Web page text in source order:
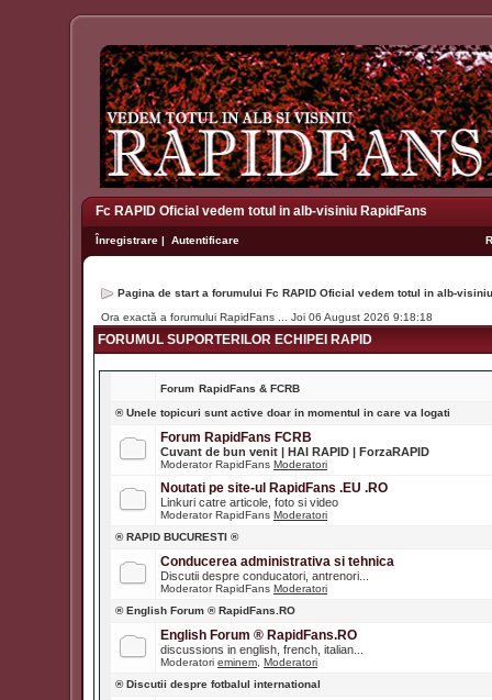
Fc RAPID Oficial vedem totul in alb-visiniu RapidFans
Înregistrare | Autentificare
Pagina de start a forumului Fc RAPID Oficial vedem totul in alb-
Ora exactă a forumului RapidFans ... Joi 06 August 2026 9:18:18
FORUMUL SUPORTERILOR ECHIPEI RAPID
Forum RapidFans & FCRB
® Unele topicuri sunt active doar in momentul in care va logati
Forum RapidFans FCRB
Cuvant de bun venit | HAI RAPID | ForzaRAPID
Moderator RapidFans Moderatori
Noutati pe site-ul RapidFans .EU .RO
Linkuri catre articole, foto si video
Moderator RapidFans Moderatori
® RAPID BUCURESTI ®
Conducerea administrativa si tehnica
Discutii despre conducatori, antrenori...
Moderator RapidFans Moderatori
® English Forum ® RapidFans.RO
English Forum ® RapidFans.RO
discussions in english, french, italian...
Moderatori eminem Moderatori
® Discutii despre fotbalul international